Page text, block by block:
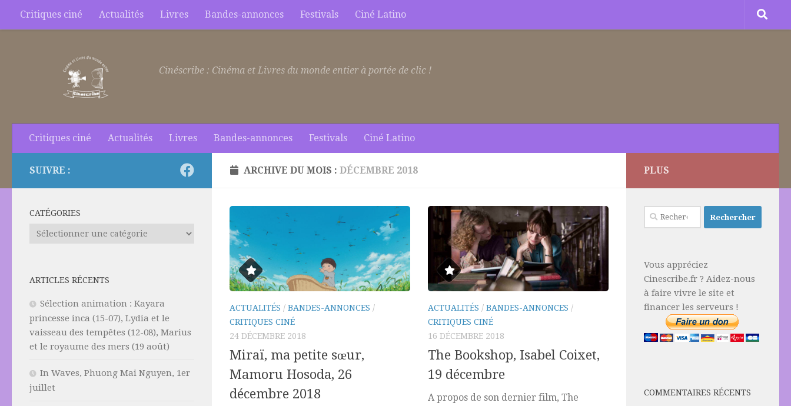
Skip to content
Critiques ciné Actualités Livres Bandes-annonces Festivals Ciné Latino
Cinéscribe : Cinéma et Livres du monde entier à portée de clic !
Critiques ciné Actualités Livres Bandes-annonces Festivals Ciné Latino
ARCHIVE DU MOIS : DÉCEMBRE 2018
ACTUALITÉS / BANDES-ANNONCES /
CRITIQUES CINÉ
24 DÉCEMBRE 2018
Miraï, ma petite sœur,
Mamoru Hosoda, 26
décembre 2018
ACTUALITÉS / BANDES-ANNONCES /
CRITIQUES CINÉ
16 DÉCEMBRE 2018
The Bookshop, Isabel Coixet,
19 décembre
A propos de son dernier film, The
SUIVRE :
CATÉGORIES
Catégories
ARTICLES RÉCENTS
Sélection animation : Kayara
princesse inca (15-07), Lydia et le
vaisseau des tempêtes (12-08), Marius
et le royaume des mers (19 août)
In Waves, Phuong Mai Nguyen, 1er
juillet
PLUS
Rechercher :
Vous appréciez
Cinescribe.fr ? Aidez-nous
à faire vivre le site et
financer les serveurs !
COMMENTAIRES RÉCENTS